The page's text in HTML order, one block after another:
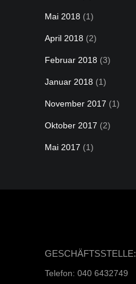
Mai 2018 (1)
April 2018 (2)
Februar 2018 (3)
Januar 2018 (1)
November 2017 (1)
Oktober 2017 (2)
Mai 2017 (1)
GESCHÄFTSSTELLE:
Telefon: 040 6432749